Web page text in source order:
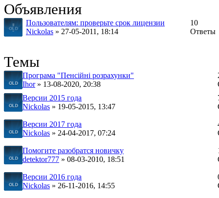
Объявления
Пользователям: проверьте срок лицензии
Nickolas » 27-05-2011, 18:14
10
Ответы
Темы
Програма "Пенсійні розрахунки"
Ihor» 13-08-2020, 20:38
Версии 2015 года
Nickolas » 19-05-2015, 13:47
Версии 2017 года
Nickolas » 24-04-2017, 07:24
Помогите разобратся новичку
detektor777 » 08-03-2010, 18:51
Версии 2016 года
Nickolas » 26-11-2016, 14:55